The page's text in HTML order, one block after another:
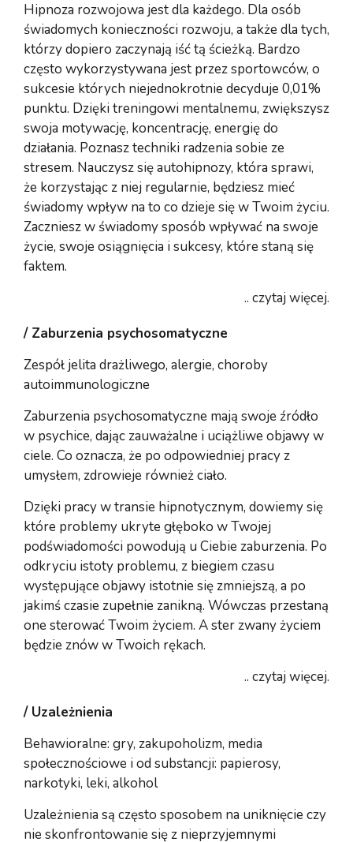
Hipnoza rozwojowa jest dla każdego. Dla osób
świadomych konieczności rozwoju, a także dla tych,
którzy dopiero zaczynają iść tą ścieżką. Bardzo
często wykorzystywana jest przez sportowców, o
sukcesie których niejednokrotnie decyduje 0,01%
punktu. Dzięki treningowi mentalnemu, zwiększysz
swoja motywację, koncentrację, energię do
działania. Poznasz techniki radzenia sobie ze
stresem. Nauczysz się autohipnozy, która sprawi,
że korzystając z niej regularnie, będziesz mieć
świadomy wpływ na to co dzieje się w Twoim życiu.
Zaczniesz w świadomy sposób wpływać na swoje
życie, swoje osiągnięcia i sukcesy, które staną się
faktem.
.. czytaj więcej.
/ Zaburzenia psychosomatyczne
Zespół jelita drażliwego, alergie, choroby
autoimmunologiczne
Zaburzenia psychosomatyczne mają swoje źródło
w psychice, dając zauważalne i uciążliwe objawy w
ciele. Co oznacza, że po odpowiedniej pracy z
umysłem, zdrowieje również ciało.
Dzięki pracy w transie hipnotycznym, dowiemy się
które problemy ukryte głęboko w Twojej
podświadomości powodują u Ciebie zaburzenia. Po
odkryciu istoty problemu, z biegiem czasu
występujące objawy istotnie się zmniejszą, a po
jakimś czasie zupełnie zanikną. Wówczas przestaną
one sterować Twoim życiem. A ster zwany życiem
będzie znów w Twoich rękach.
.. czytaj więcej.
/ Uzależnienia
Behawioralne: gry, zakupoholizm, media
społecznościowe i od substancji: papierosy,
narkotyki, leki, alkohol
Uzależnienia są często sposobem na uniknięcie czy
nie skonfrontowanie się z nieprzyjemnymi